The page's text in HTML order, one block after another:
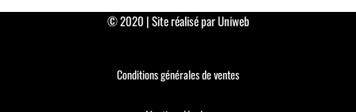
© 2020 | Site réalisé par Uniweb
Conditions générales de ventes